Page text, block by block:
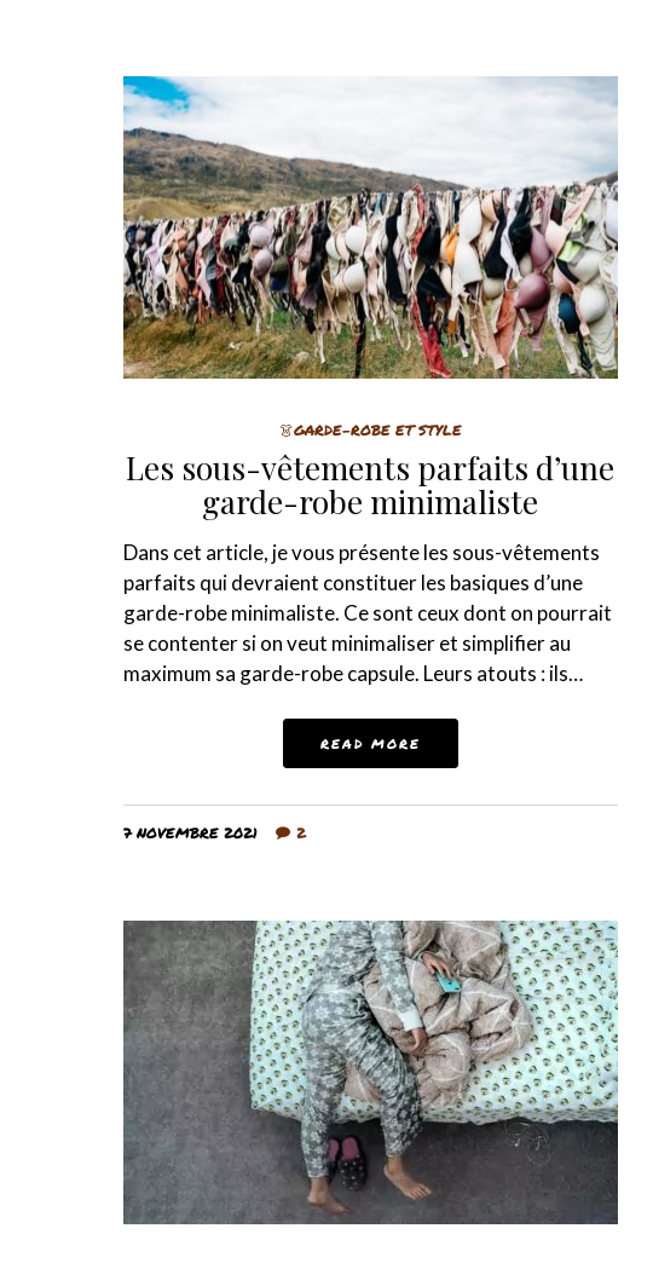
👗GARDE-ROBE ET STYLE
Les sous-vêtements parfaits d’une
garde-robe minimaliste
Dans cet article, je vous présente les sous-vêtements
parfaits qui devraient constituer les basiques d’une
garde-robe minimaliste. Ce sont ceux dont on pourrait
se contenter si on veut minimaliser et simplifier au
maximum sa garde-robe capsule. Leurs atouts : ils…
READ MORE
7 NOVEMBRE 2021 2